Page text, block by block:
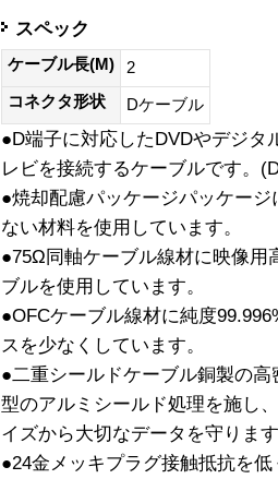
スペック
ケーブル長(M)
2
コネクタ形状
Dケーブル
●D端子に対応したDVDやデジタ
レビを接続するケーブルです。
●焼却配慮パッケージパッケー
ない材料を使用しています。
●75Ω同軸ケーブル線材に映像
ブルを使用しています。
●OFCケーブル線材に純度
スを少なくしています。
●二重シールドケーブル銅製の
型のアルミシールド処理を施し
イズから大切なデータを守りま
●24金メッキプラグ接触抵抗を